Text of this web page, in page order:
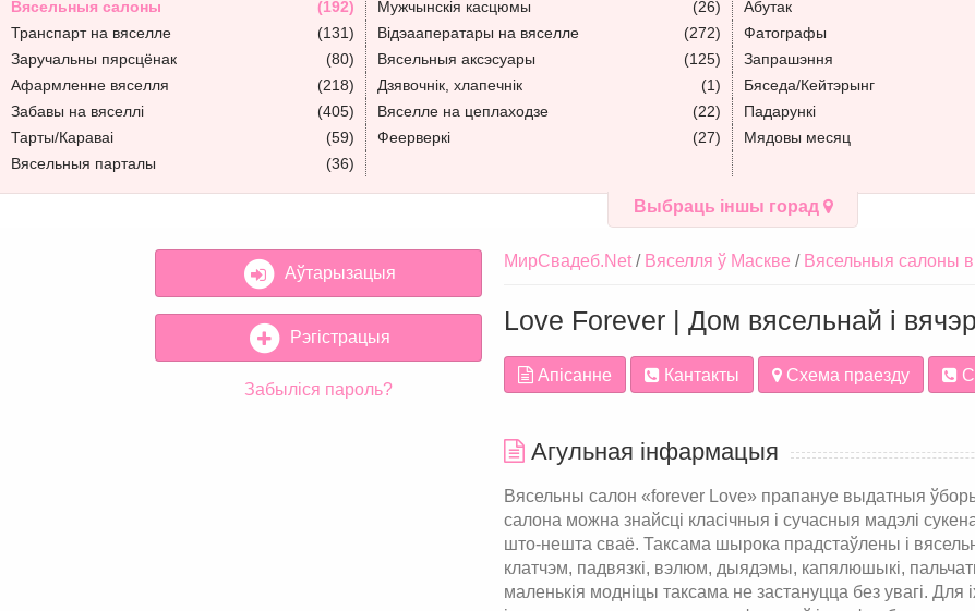
Вясельныя салоны (192) Мужчынскія касцюмы (26) Абутак
Транспарт на вяселле
(131) Відэааператары на вяселле (272) Фатографы
Заручальны пярсцёнак
(80) Вясельныя аксэсуары (125) Запрашэння
Афармленне вяселля
(218) Дзявочнік, хлапечнік (1) Бяседа/Кейтэрынг
Забавы на вяселлі
(405) Вяселле на цеплаходзе (22) Падарункі
Тарты/Караваі
(59) Феерверкі (27) Мядовы месяц
Вясельныя парталы
(36)
Выбраць іншы горад
МирСвадеб.Net Вяселля ў Маскве Вясельныя салоны
Love Forever | Дом вясельнай і
Апісанне Кантакты Схема праезду
Агульная інфармацыя
Вясельны салон «forever Love» прапануе выдатныя
салона можна знайсці класічныя і сучасныя мадэлі
што-нешта сваё. Таксама шырока прадстаўлены і
клатчэм, падвязкі, вэлюм, дыядэмы, капялюшыкі,
маленькія модніцы таксама не застануцца без увагі.
Аўтарызацыя
Рэгістрацыя
Забыліся пароль?